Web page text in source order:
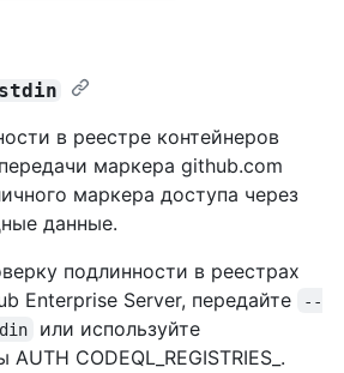
в реестре контейнеров
маркера github.com
маркера доступа через
данные.
подлинности в реестрах
Enterprise Server, передайте
--
или используйте
CODEQL_REGISTRIES_.